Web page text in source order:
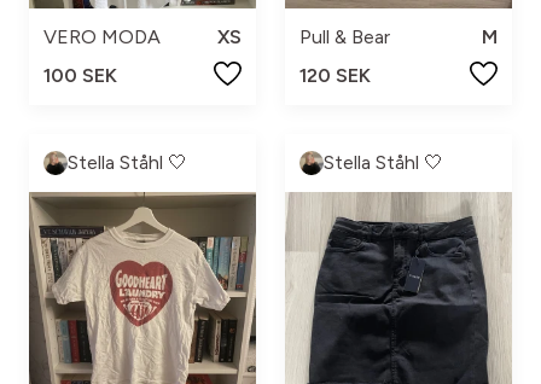
VERO MODA
XS
100 SEK
Pull & Bear
M
120 SEK
Stella Ståhl 🤍 Stella Ståhl 🤍